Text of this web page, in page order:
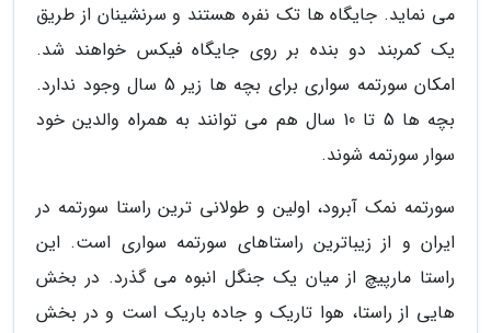
می نماید. جایگاه ها تک نفره هستند و سرنشینان از طریق
یک کمربند دو بنده بر روی جایگاه فیکس خواهند شد.
امکان سورتمه سواری برای بچه ها زیر 5 سال وجود ندارد.
بچه ها 5 تا 10 سال هم می توانند به همراه والدین خود
سوار سورتمه شوند.
سورتمه نمک آبرود، اولین و طولانی ترین راستا سورتمه در
ایران و از زیباترین راستاهای سورتمه سواری است. این
راستا مارپیچ از میان یک جنگل انبوه می گذرد. در بخش
هایی از راستا، هوا تاریک و جاده باریک است و در بخش